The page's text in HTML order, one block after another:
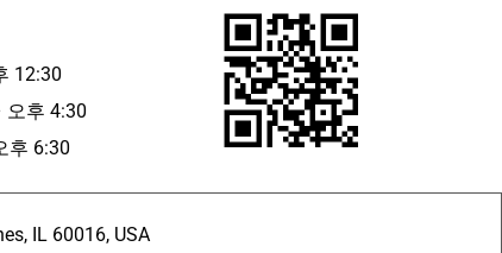
12:30
오후 4:30
후 6:30
IL 60016, USA